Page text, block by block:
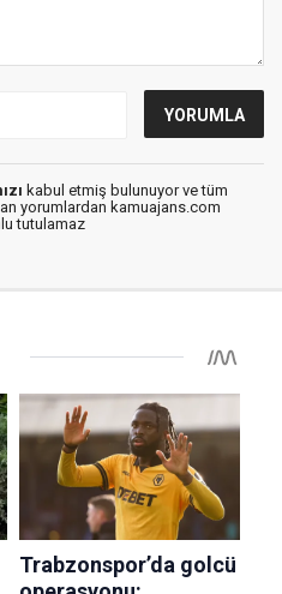
kabul etmiş bulunuyor ve tüm
yorumlardan kamuajans.com
tutulamaz